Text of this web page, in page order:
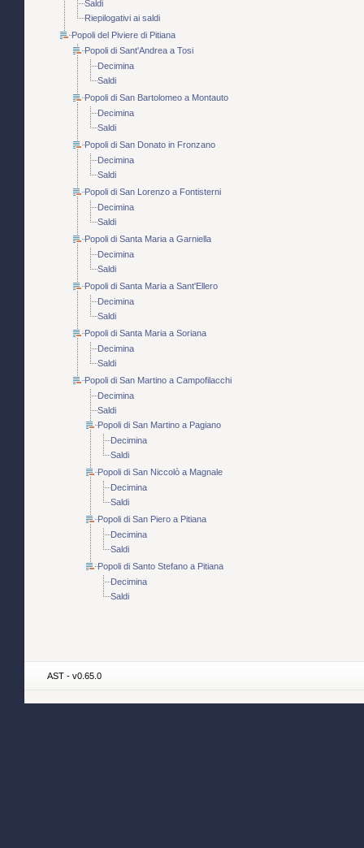
Saldi
Riepilogativi ai saldi
Popoli del Piviere di Pitiana
Popoli di Sant'Andrea a Tosi
Decimina
Saldi
Popoli di San Bartolomeo a Montauto
Decimina
Saldi
Popoli di San Donato in Fronzano
Decimina
Saldi
Popoli di San Lorenzo a Fontisterni
Decimina
Saldi
Popoli di Santa Maria a Garniella
Decimina
Saldi
Popoli di Santa Maria a Sant'Ellero
Decimina
Saldi
Popoli di Santa Maria a Soriana
Decimina
Saldi
Popoli di San Martino a Campofilacchi
Decimina
Saldi
Popoli di San Martino a Pagiano
Decimina
Saldi
Popoli di San Niccolò a Magnale
Decimina
Saldi
Popoli di San Piero a Pitiana
Decimina
Saldi
Popoli di Santo Stefano a Pitiana
Decimina
Saldi
AST - v0.65.0